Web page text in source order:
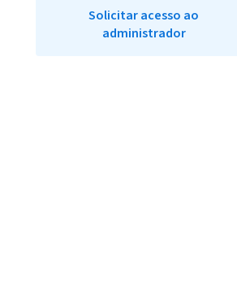
Solicitar acesso ao
administrador